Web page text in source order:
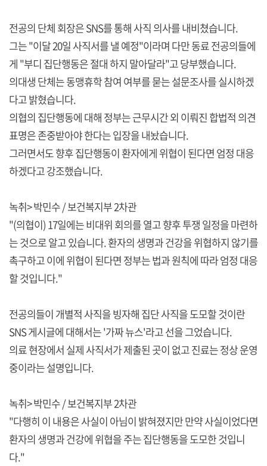
전공의 단체 회장은 SNS를 통해 사직 의사를 내비쳤습니다.
그는 "이달 20일 사직서를 낼 예정"이라며 다만 동료 전공의들에
게 "부디 집단행동은 절대 하지 말아달라"고 당부했습니다.
의대생 단체는 동맹휴학 참여 여부를 묻는 설문조사를 실시하겠
다고 밝혔습니다.
의협의 집단행동에 대해 정부는 근무시간 외 이뤄진 합법적 의견
표명은 존중받아야 한다는 입장을 내놨습니다.
그러면서도 향후 집단행동이 환자에게 위협이 된다면 엄정 대응
하겠다고 강조했습니다.
녹취> 박민수 / 보건복지부 2차관
"(의협이) 17일에는 비대위 회의를 열고 향후 투쟁 일정을 마련하
는 것으로 알고 있습니다. 환자의 생명과 건강을 위협하지 않기를
촉구하고 이에 위협이 된다면 정부는 법과 원칙에 따라 엄정 대응
할 것입니다."
전공의들이 개별적 사직을 빙자해 집단 사직을 도모할 것이란
SNS 게시글에 대해서는 '가짜 뉴스'라고 선을 그었습니다.
의료 현장에서 실제 사직서가 제출된 곳이 없고 진료는 정상 운영
중이라는 설명입니다.
녹취> 박민수 / 보건복지부 2차관
"다행히 이 내용은 사실이 아님이 밝혀졌지만 만약 사실이었다면
환자의 생명과 건강에 위협을 주는 집단행동을 도모한 것입니
다."